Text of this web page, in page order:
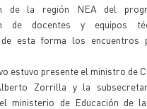
de la región NEA del
de docentes y equipos
de esta forma los encuentros
estuvo presente el ministro de
Zorrilla y la
ministerio de Educación de